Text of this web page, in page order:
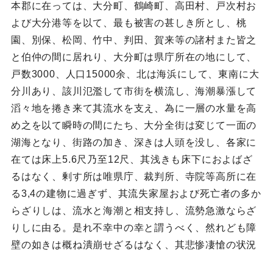
本郡に在っては、大分町、鶴崎町、高田村、戸次村お
よび大分港等を以て、最も被害の甚しき所とし、桃
園、別保、松岡、竹中、判田、賀来等の諸村また皆之
と伯仲の間に居れり、大分町は県庁所在の地にして、
戸数3000、人口15000余、北は海浜にして、東南に大
分川あり、該川氾濫して市街を横流し、海潮暴漲して
滔々地を捲き来て其流水を支え、為に一層の水量を高
め之を以て瞬時の間にたち、大分全街は変じて一面の
湖海となり、街路の加き、深きは人頭を没し、各家に
在ては床上5.6尺乃至12尺、其浅きも床下におよばざ
るはなく、剰す所は唯県庁、裁判所、寺院等高所に在
る3,4の建物に過ぎず、其流失家屋および死亡者の多か
らざりしは、流水と海潮と相支持し、流勢急激ならざ
りしに由る。是れ不幸中の幸と謂うべく、然れども障
壁の如きは概ね潰崩せざるはなく、其悲惨凄愴の状況